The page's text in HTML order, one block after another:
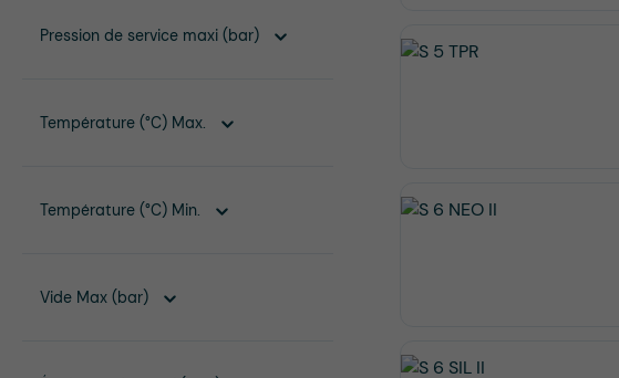
Pression de service maxi (bar)
Température (°C) Max.
Température (°C) Min.
Vide Max (bar)